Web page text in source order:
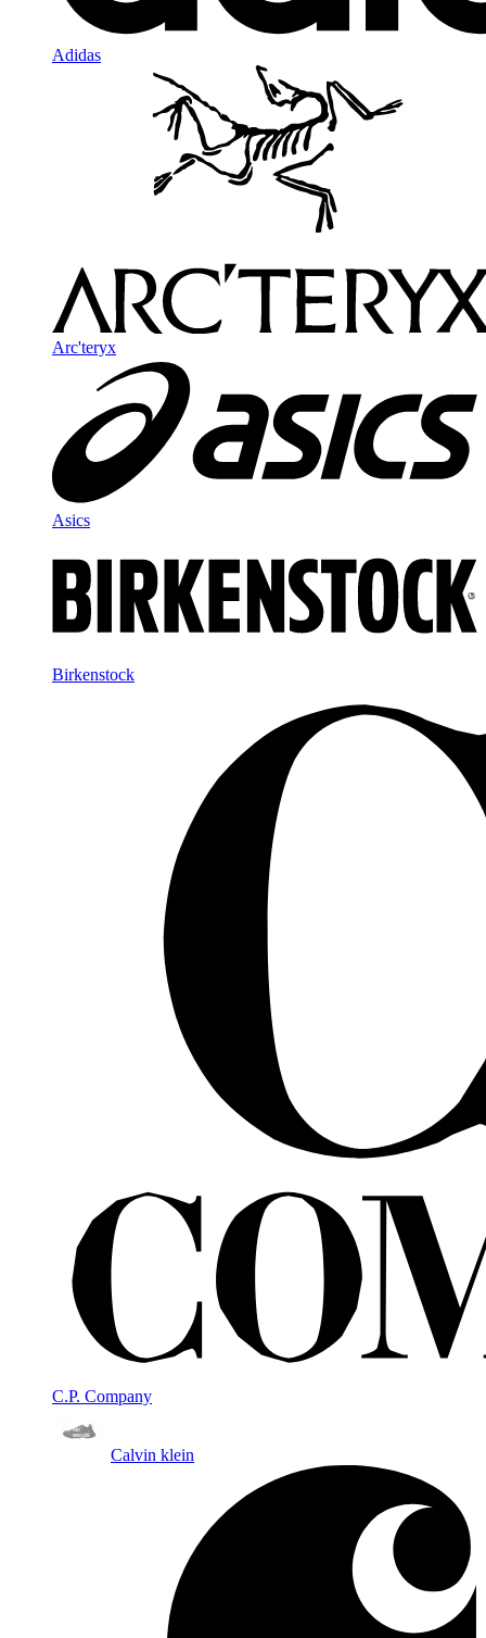
Adidas
Arc'teryx
Asics
Birkenstock
C.P. Company
Calvin klein